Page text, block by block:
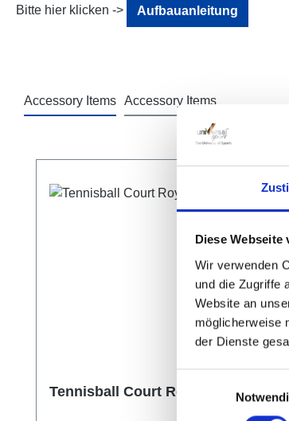
Diese
Wir verwenden
und die Zugriffe
Website an
möglicherweise
der Dienste
Bitte hier klicken -> Aufbauanleitung
Accessory Items Accessory Items
Tennisball Court Royal Coach -